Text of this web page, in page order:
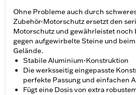
Ohne Probleme auch durch
Zubehör-Motorschutz ersetzt den
Motorschutz und gewährleistet noch
gegen aufgewirbelte Steine und
Gelände.
Stabile Aluminium-Konstruktion
Die werksseitig eingepasste
perfekte Passung und einfachen
Fügt eine Dosis von extra